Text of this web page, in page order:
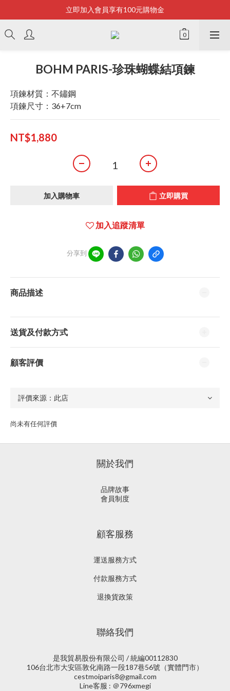
Bonjour~
立即加入會員享有100元購物金
全店滿2500即享免運
BOHM PARIS-珍珠蝴蝶結項鍊
項鍊材質：不鏽鋼
項鍊尺寸：36+7cm
NT$1,880
加入購物車 立即購買
加入追蹤清單
分享到
商品描述
送貨及付款方式
顧客評價
尚未有任何評價
關於我們
品牌故事
會員制度
顧客服務
運送服務方式
付款服務方式
退換貨政策
聯絡我們
是我貿易股份有限公司 / 統編00112830
106台北市大安區敦化南路一段187巷56號（實體門市）
cestmoiparis8@gmail.com
Line客服 : ＠796xmegi